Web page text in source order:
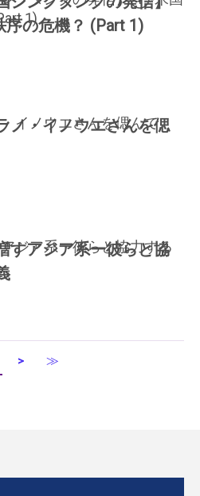
の危機？ (Part 1)
ノ・イノウエさんを偲
すアジア系ー彼らと協
> ≫